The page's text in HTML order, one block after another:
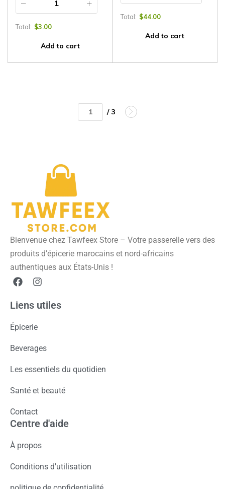
Total: $3.00
Add to cart
Total: $44.00
Add to cart
/ 3
Bienvenue chez Tawfeex Store – Votre passerelle vers des
produits d’épicerie marocains et nord-africains
authentiques aux États-Unis !
Liens utiles
Épicerie
Beverages
Les essentiels du quotidien
Santé et beauté
Contact
Centre d'aide
À propos
Conditions d'utilisation